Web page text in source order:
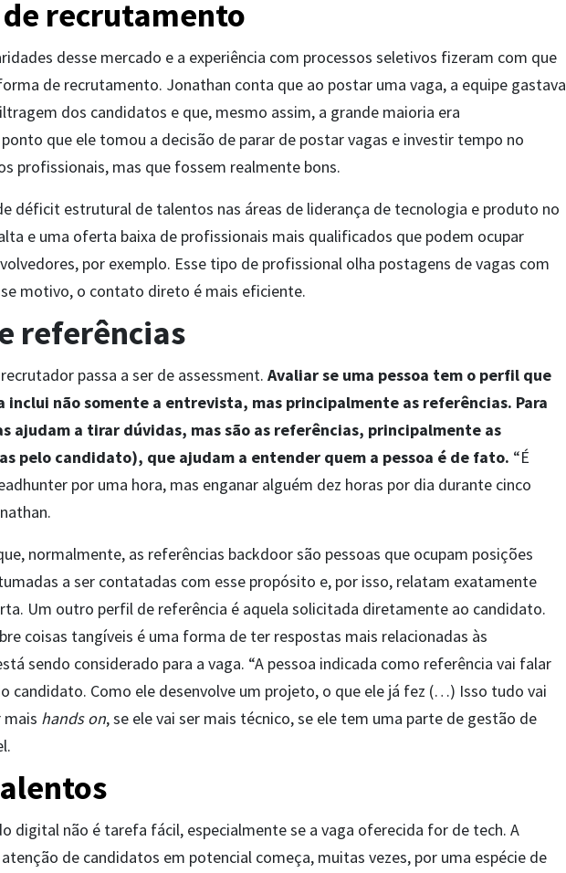
recrutamento
desse mercado e a experiência com processos seletivos fizeram com que
de recrutamento. Jonathan conta que ao postar uma vaga, a equipe gastava
dos candidatos e que, mesmo assim, a grande maioria era
que ele tomou a decisão de parar de postar vagas e investir tempo no
profissionais, mas que fossem realmente bons.
déficit estrutural de talentos nas áreas de liderança de tecnologia e produto no
e uma oferta baixa de profissionais mais qualificados que podem ocupar
por exemplo. Esse tipo de profissional olha postagens de vagas com
motivo, o contato direto é mais eficiente.
referências
passa a ser de assessment. Avaliar se uma pessoa tem o perfil que
inclui não somente a entrevista, mas principalmente as referências. Para
ajudam a tirar dúvidas, mas são as referências, principalmente as
pelo candidato), que ajudam a entender quem a pessoa é de fato. “É
por uma hora, mas enganar alguém dez horas por dia durante cinco
normalmente, as referências backdoor são pessoas que ocupam posições
a ser contatadas com esse propósito e, por isso, relatam exatamente
Um outro perfil de referência é aquela solicitada diretamente ao candidato.
coisas tangíveis é uma forma de ter respostas mais relacionadas às
sendo considerado para a vaga. “A pessoa indicada como referência vai falar
candidato. Como ele desenvolve um projeto, o que ele já fez (…) Isso tudo vai
mais hands on, se ele vai ser mais técnico, se ele tem uma parte de gestão de
digital não é tarefa fácil, especialmente se a vaga oferecida for de tech. A
de candidatos em potencial começa, muitas vezes, por uma espécie de